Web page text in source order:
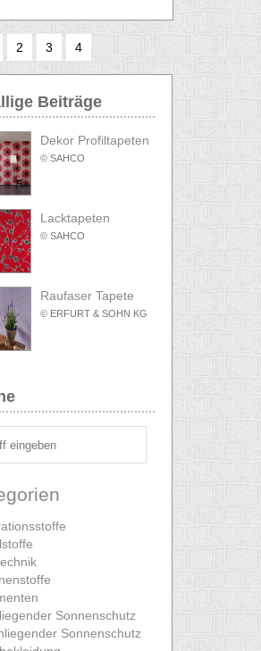
2 3 4
Beiträge
Dekor Profiltapeten
© SAHCO
Lacktapeten
© SAHCO
Raufaser Tapete
© ERFURT & SOHN KG
Sonnenschutz
Sonnenschutz